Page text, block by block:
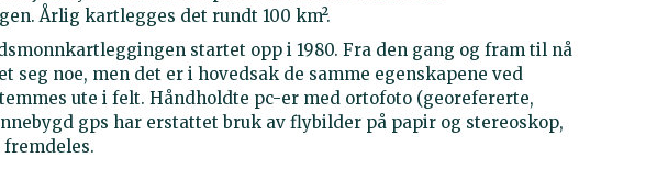
Årlig kartlegges det rundt 100 km².
startet opp i 1980. Fra den gang og fram til nå
seg noe, men det er i hovedsak de samme egenskapene ved
ute i felt. Håndholdte pc-er med ortofoto (georefererte,
gps har erstattet bruk av flybilder på papir og stereoskop,